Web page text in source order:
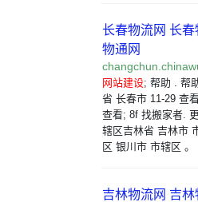
长春物流网 长
物通网
网站建设; 帮助 . 帮
省 长春市 11-29 查
查看; 8f 找搬家者.
辖区吉林省 吉林市
区 银川市 市辖区 。
吉林物流网 吉